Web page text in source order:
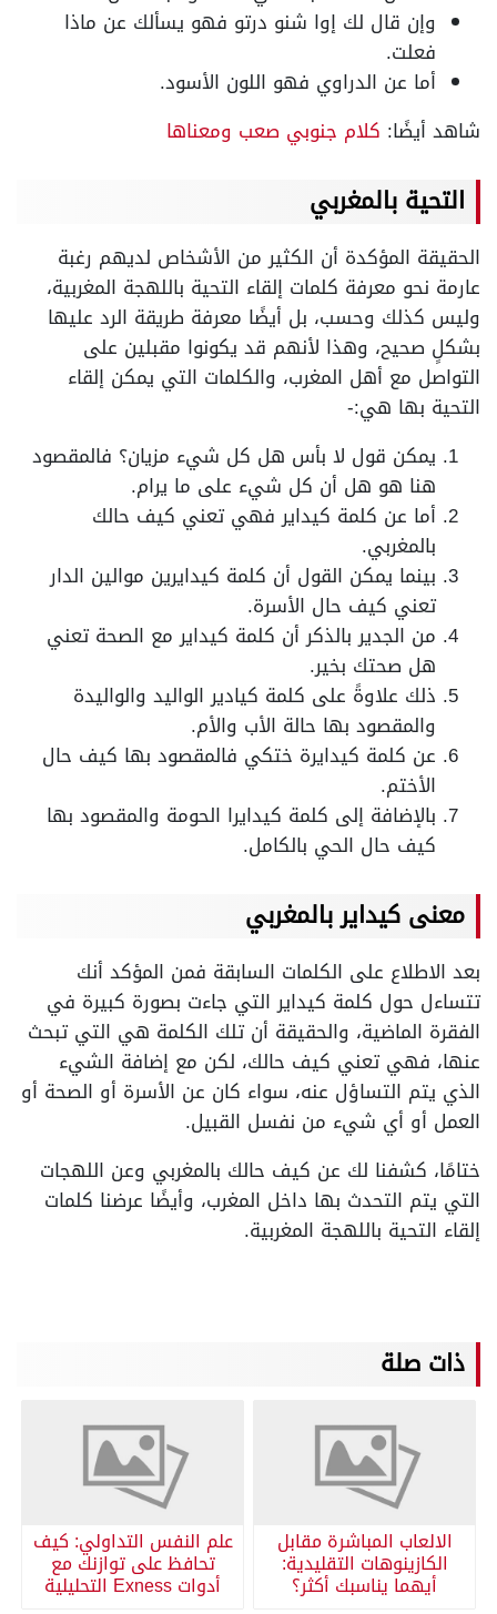
وإن قال لك إوا شنو درتو فهو يسألك عن ماذا
فعلت.
أما عن الدراوي فهو اللون الأسود.
شاهد أيضًا: كلام جنوبي صعب ومعناها
التحية بالمغربي
الحقيقة المؤكدة أن الكثير من الأشخاص لديهم رغبة
عارمة نحو معرفة كلمات إلقاء التحية باللهجة المغربية،
وليس كذلك وحسب، بل أيضًا معرفة طريقة الرد عليها
بشكلٍ صحيح، وهذا لأنهم قد يكونوا مقبلين على
التواصل مع أهل المغرب، والكلمات التي يمكن إلقاء
التحية بها هي:-
يمكن قول لا بأس هل كل شيء مزيان؟ فالمقصود
هنا هو هل أن كل شيء على ما يرام.
أما عن كلمة كيداير فهي تعني كيف حالك
بالمغربي.
بينما يمكن القول أن كلمة كيدايرين موالين الدار
تعني كيف حال الأسرة.
من الجدير بالذكر أن كلمة كيداير مع الصحة تعني
هل صحتك بخير.
ذلك علاوةً على كلمة كيادير الواليد والواليدة
والمقصود بها حالة الأب والأم.
عن كلمة كيدايرة ختكي فالمقصود بها كيف حال
الأختم.
بالإضافة إلى كلمة كيدايرا الحومة والمقصود بها
كيف حال الحي بالكامل.
معنى كيداير بالمغربي
بعد الاطلاع على الكلمات السابقة فمن المؤكد أنك
تتساءل حول كلمة كيداير التي جاءت بصورة كبيرة في
الفقرة الماضية، والحقيقة أن تلك الكلمة هي التي تبحث
عنها، فهي تعني كيف حالك، لكن مع إضافة الشيء
الذي يتم التساؤل عنه، سواء كان عن الأسرة أو الصحة أو
العمل أو أي شيء من نفسل القبيل.
ختامًا، كشفنا لك عن كيف حالك بالمغربي وعن اللهجات
التي يتم التحدث بها داخل المغرب، وأيضًا عرضنا كلمات
إلقاء التحية باللهجة المغربية.
ذات صلة
الالعاب المباشرة مقابل
الكازينوهات التقليدية:
أيهما يناسبك أكثر؟
علم النفس التداولي: كيف
تحافظ على توازنك مع
أدوات Exness التحليلية